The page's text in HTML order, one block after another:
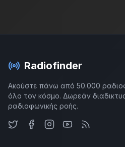
Radiofinder
Ακούστε πάνω από 50.000
όλο τον κόσμο. Δωρεάν
ραδιοφωνικής ροής.